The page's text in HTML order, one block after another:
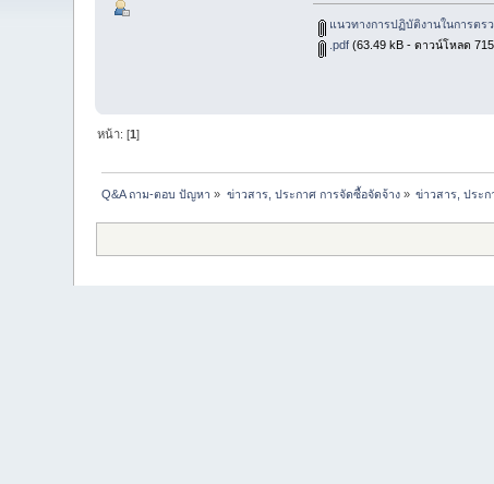
แนวทางการปฏิบัติงานในการตร
.pdf (63.49 kB - ดาวน์โหลด
หน้า: [1]
Q&A ถาม-ตอบ ปัญหา » ข่าวสาร, ประกาศ การจัดซื้อจัดจ้าง» ข่าวสาร, ประก